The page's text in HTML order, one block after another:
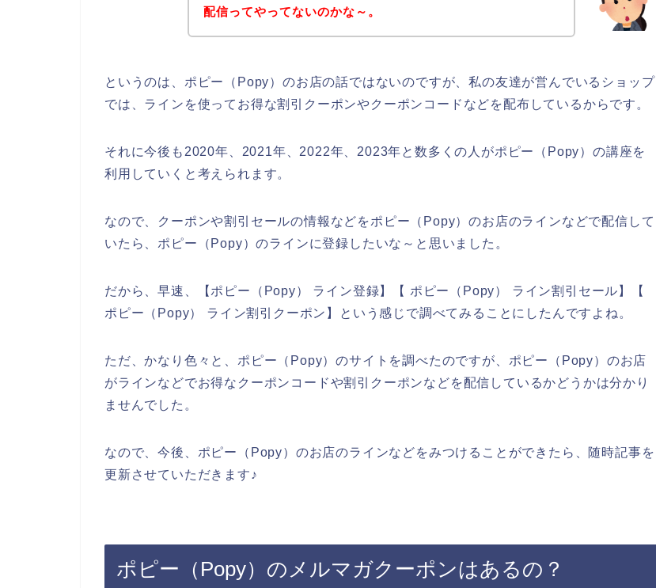
配信ってやってないのかな～。
というのは、ポピー（Popy）のお店の話ではないのですが、私の友達が営んでいるショップ
では、ラインを使ってお得な割引クーポンやクーポンコードなどを配布しているからです。
それに今後も2020年、2021年、2022年、2023年と数多くの人がポピー（Popy）の講座を
利用していくと考えられます。
なので、クーポンや割引セールの情報などをポピー（Popy）のお店のラインなどで配信して
いたら、ポピー（Popy）のラインに登録したいな～と思いました。
だから、早速、【ポピー（Popy） ライン登録】【 ポピー（Popy） ライン割引セール】【
ポピー（Popy） ライン割引クーポン】という感じで調べてみることにしたんですよね。
ただ、かなり色々と、ポピー（Popy）のサイトを調べたのですが、ポピー（Popy）のお店
がラインなどでお得なクーポンコードや割引クーポンなどを配信しているかどうかは分かり
ませんでした。
なので、今後、ポピー（Popy）のお店のラインなどをみつけることができたら、随時記事を
更新させていただきます♪
ポピー（Popy）のメルマガクーポンはあるの？